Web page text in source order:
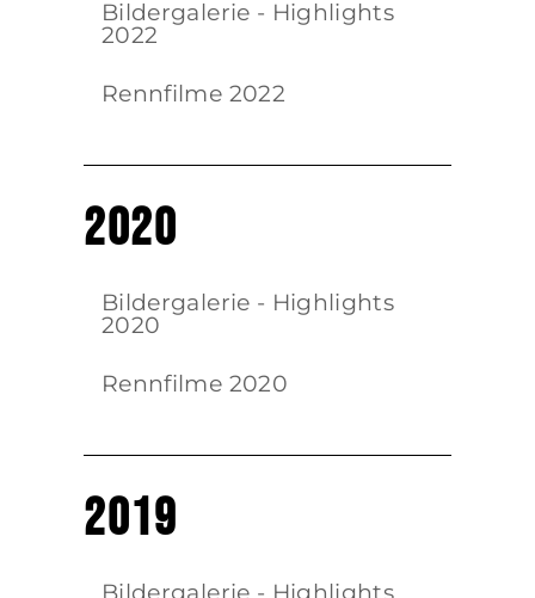
Bildergalerie - Highlights
2022
Rennfilme 2022
2020
Bildergalerie - Highlights
2020
Rennfilme 2020
2019